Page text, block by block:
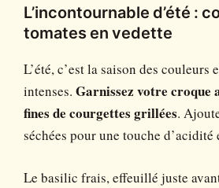
L’incontournable d’été :
tomates en vedette
L’été, c’est la saison des couleurs
intenses. Garnissez votre croque
fines de courgettes grillées.
séchées pour une touche d’acidité
Le basilic frais, effeuillé juste